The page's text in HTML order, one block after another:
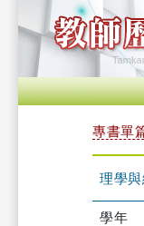
專書單
理學
學年